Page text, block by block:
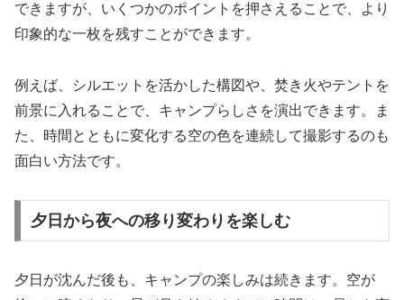
できますが、いくつかのポイントを押さえることで、より
印象的な一枚を残すことができます。
例えば、シルエットを活かした構図や、焚き火やテントを
前景に入れることで、キャンプらしさを演出できます。ま
た、時間とともに変化する空の色を連続して撮影するのも
面白い方法です。
夕日から夜への移り変わりを楽しむ
夕日が沈んだ後も、キャンプの楽しみは続きます。空が